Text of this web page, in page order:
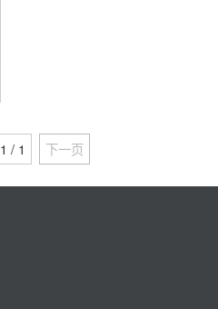
1 / 1 下一页